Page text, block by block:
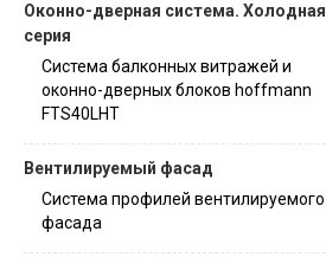
Оконно-дверная система. Холодная
серия
Система балконных витражей и
оконно-дверных блоков hoffmann
FTS40LHT
Вентилируемый фасад
Система профилей вентилируемого
фасада